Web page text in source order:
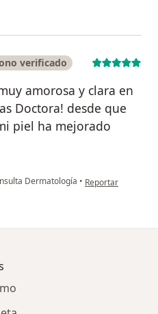
verificado
amorosa y clara en
Doctora! desde que
piel ha mejorado
Dermatología • en opinión del
Reportar